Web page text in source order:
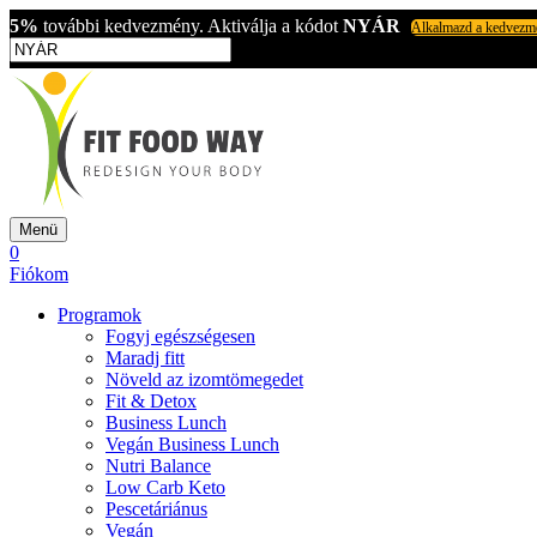
5% további kedvezmény. Aktiválja a kódot NYÁR Alkalmazd a
Menü
0
Fiókom
Programok
Fogyj egészségesen
Maradj fitt
Növeld az izomtömegedet
Fit & Detox
Business Lunch
Vegán Business Lunch
Nutri Balance
Low Carb Keto
Pescetáriánus
Vegán